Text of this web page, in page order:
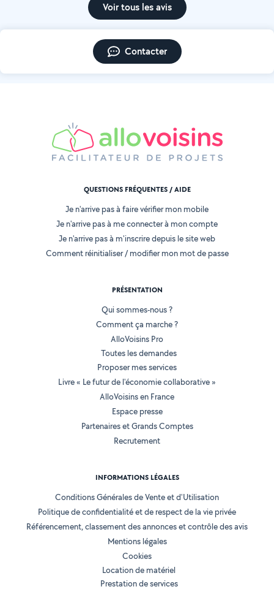
Voir tous les avis
Contacter
QUESTIONS FRÉQUENTES / AIDE
Je n'arrive pas à faire vérifier mon mobile
Je n'arrive pas à me connecter à mon compte
Je n'arrive pas à m'inscrire depuis le site web
Comment réinitialiser / modifier mon mot de passe
PRÉSENTATION
Qui sommes-nous ?
Comment ça marche ?
AlloVoisins Pro
Toutes les demandes
Proposer mes services
Livre « Le futur de l'économie collaborative »
AlloVoisins en France
Espace presse
Partenaires et Grands Comptes
Recrutement
INFORMATIONS LÉGALES
Conditions Générales de Vente et d'Utilisation
Politique de confidentialité et de respect de la vie privée
Référencement, classement des annonces et contrôle des avis
Mentions légales
Cookies
Location de matériel
Prestation de services